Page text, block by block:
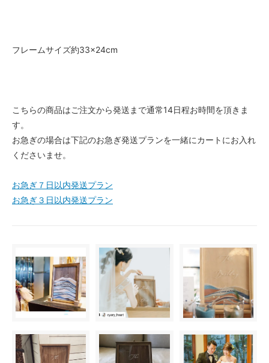
フレームサイズ約33×24cm
こちらの商品はご注文から発送まで通常14日程お時間を頂きま
す。
お急ぎの場合は下記のお急ぎ発送プランを一緒にカートにお入れ
くださいませ。
お急ぎ７日以内発送プラン
お急ぎ３日以内発送プラン